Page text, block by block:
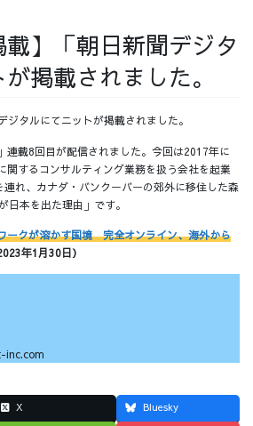
ップ チームインタビュー01
載】「朝日新聞デジタ
掲載されました。
タルにてニットが掲載されました。
連載8回目が配信されました。今回は2017年に
関するコンサルティング業務を扱う会社を起業
連れ、カナダ・バンクーバーの郊外に移住した森
日本を出た理由」です。
ークが溶かす国境 完全オンライン、海外から
年1月30日）
inc.com
X
Bluesky